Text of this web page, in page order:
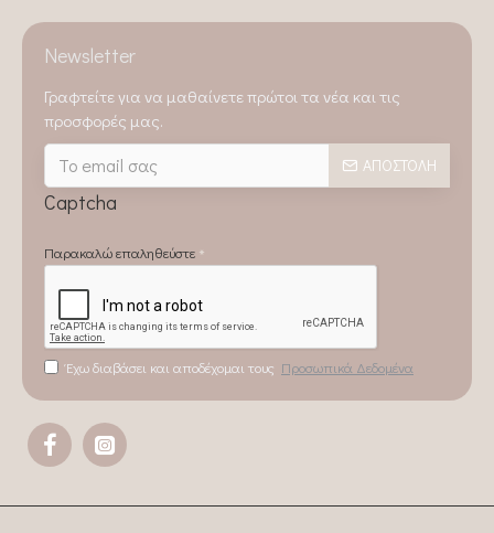
Newsletter
Γραφτείτε για να μαθαίνετε πρώτοι τα νέα και τις
προσφορές μας.
ΑΠΟΣΤΟΛΉ
Captcha
Παρακαλώ επαληθεύστε
Έχω διαβάσει και αποδέχομαι τους Προσωπικά Δεδομένα